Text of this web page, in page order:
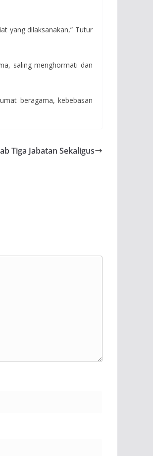
yang dilaksanakan,” Tutur
saling menghormati dan
beragama, kebebasan
Tiga Jabatan Sekaligus